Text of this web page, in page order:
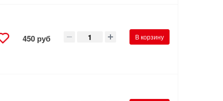
450 руб В корзину